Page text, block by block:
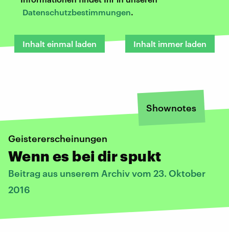
Datenschutzbestimmungen.
Inhalt einmal laden Inhalt immer laden
Shownotes
Geistererscheinungen
Wenn es bei dir spukt
Beitrag aus unserem Archiv vom 23. Oktober
2016